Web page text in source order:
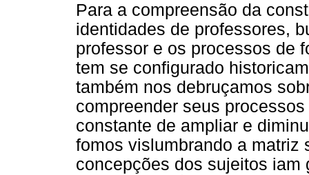
Para a compreensão da
identidades de professores,
professor e os processos de
tem se configurado
também nos debruçamos
compreender seus
constante de ampliar e
fomos vislumbrando a matriz
concepções dos sujeitos iam